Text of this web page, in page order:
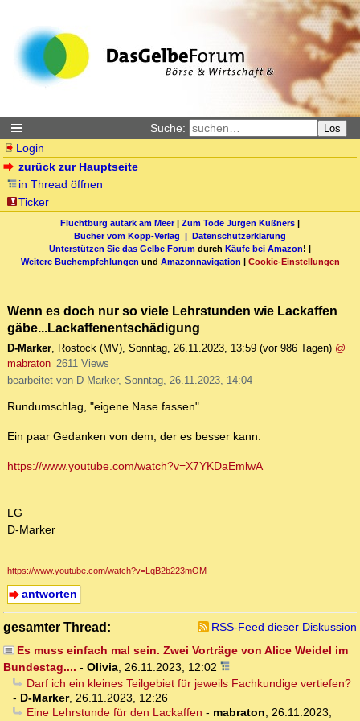
Suche: Los
Login
zurück zur Hauptseite
in Thread öffnen
Ticker
Fluchtburg autark am Meer| Zum Tode Jürgen Küßners |
Bücher vom Kopp-Verlag | Datenschutzerklärung
Unterstützen Sie das Gelbe Forum durch Käufe bei Amazon! |
Weitere Buchempfehlungen und Amazonnavigation | Cookie-Einstellungen
Wenn es doch nur so viele Lehrstunden wie Lackaffen
gäbe...Lackaffenentschädigung
D-Marker, Rostock (MV), Sonntag, 26.11.2023, 13:59 (vor 986 Tagen) @
mabraton 2611 Views
bearbeitet von D-Marker, Sonntag, 26.11.2023, 14:04
Rundumschlag, "eigene Nase fassen"...
Ein paar Gedanken von dem, der es besser kann.
https://www.youtube.com/watch?v=X7YKDaEmlwA
LG
D-Marker
--
https://www.youtube.com/watch?v=LqB2b223mOM
antworten
gesamter Thread:
RSS-Feed dieser Diskussion
Es muss einfach mal sein. Zwei Vorträge von Alice Weidel im
Bundestag.... - Olivia, 26.11.2023, 12:02
Darf ich ein kleines Teilgebiet für jeweils Fachkundige vertiefen?
- D-Marker, 26.11.2023, 12:26
Eine Lehrstunde für den Lackaffen - mabraton, 26.11.2023,